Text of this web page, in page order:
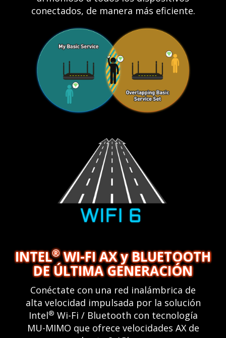
conectados, de manera más eficiente.
INTEL®WI-FI AX y BLUETOOTH
DE ÚLTIMA GENERACIÓN
Conéctate con una red inalámbrica de
alta velocidad impulsada por la solución
Intel® Wi-Fi / Bluetooth con tecnología
MU-MIMO que ofrece velocidades AX de